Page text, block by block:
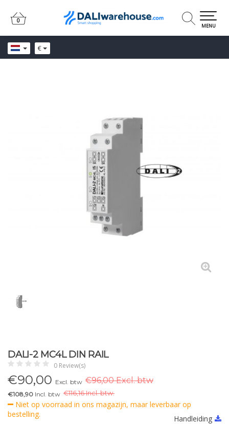
€
0
0
MENU
DALI-2 MC4L DIN RAIL
0 Review(s)
€90,00 Excl. btw €96,00 Excl. btw
€108,90 Incl. btw €116,16 Incl. btw.
Niet op voorraad in ons magazijn, maar leverbaar op
bestelling.
Handleiding